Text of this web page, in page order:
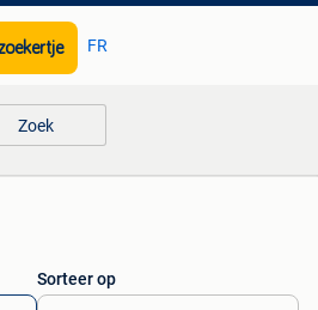
FR
Zoek
Sorteer op